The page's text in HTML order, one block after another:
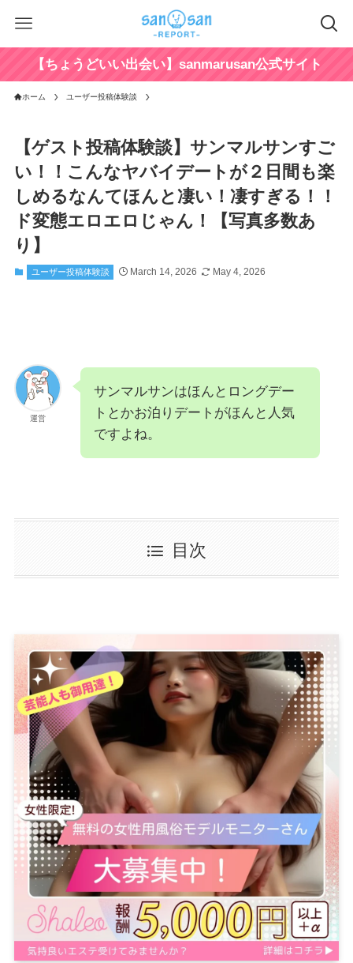
【ちょうどいい出会い】sanmarusan公式サイト
ホーム ユーザー投稿体験談
【ゲスト投稿体験談】サンマルサンすご
い！！こんなヤバイデートが２日間も楽
しめるなんてほんと凄い！凄すぎる！！
ド変態エロエロじゃん！【写真多数あ
り】
ユーザー投稿体験談 March 14, 2026 May 4, 2026
運営
サンマルサンはほんとロングデー
トとかお泊りデートがほんと人気
ですよね。
目次